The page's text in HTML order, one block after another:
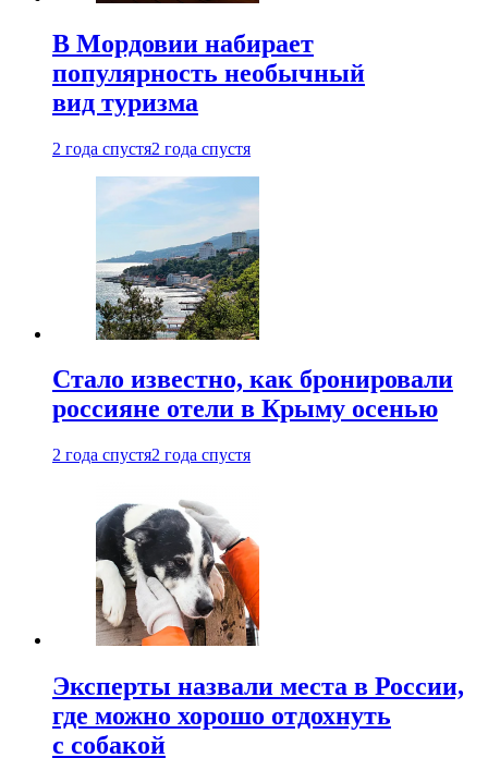
В Мордовии набирает
популярность необычный
вид туризма
2 года спустя2 года спустя
Стало известно, как бронировали
россияне отели в Крыму осенью
2 года спустя2 года спустя
Эксперты назвали места в России,
где можно хорошо отдохнуть
с собакой